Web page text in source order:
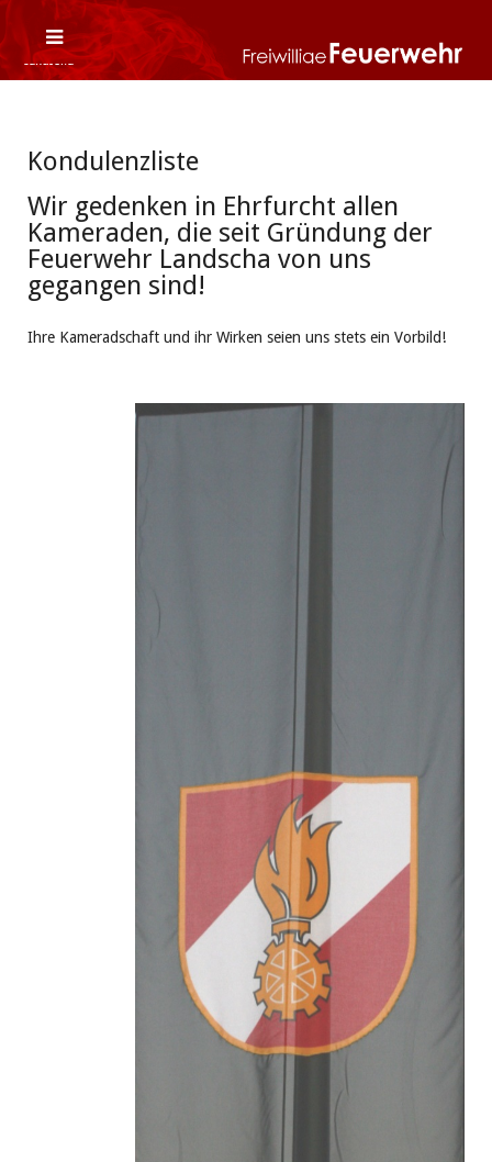
Kondulenzliste
Wir gedenken in Ehrfurcht allen
Kameraden, die seit Gründung der
Feuerwehr Landscha von uns
gegangen sind!
Ihre Kameradschaft und ihr Wirken seien uns stets ein Vorbild!